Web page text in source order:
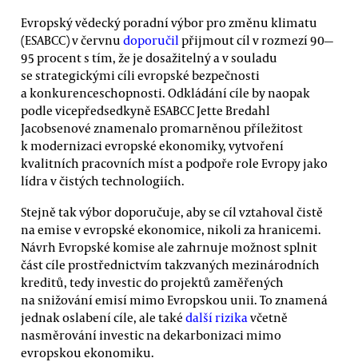
Evropský vědecký poradní výbor pro změnu klimatu
(ESABCC) v červnu doporučil přijmout cíl v rozmezí 90—
95 procent s tím, že je dosažitelný a v souladu
se strategickými cíli evropské bezpečnosti
a konkurenceschopnosti. Odkládání cíle by naopak
podle vicepředsedkyně ESABCC Jette Bredahl
Jacobsenové znamenalo promarněnou příležitost
k modernizaci evropské ekonomiky, vytvoření
kvalitních pracovních míst a podpoře role Evropy jako
lídra v čistých technologiích.
Stejně tak výbor doporučuje, aby se cíl vztahoval čistě
na emise v evropské ekonomice, nikoli za hranicemi.
Návrh Evropské komise ale zahrnuje možnost splnit
část cíle prostřednictvím takzvaných mezinárodních
kreditů, tedy investic do projektů zaměřených
na snižování emisí mimo Evropskou unii. To znamená
jednak oslabení cíle, ale také další rizikavčetně
nasměrování investic na dekarbonizaci mimo
evropskou ekonomiku.